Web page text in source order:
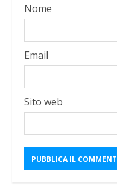
Nome
Email
Sito web